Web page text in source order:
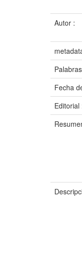
Autor :
Fecha
Editorial